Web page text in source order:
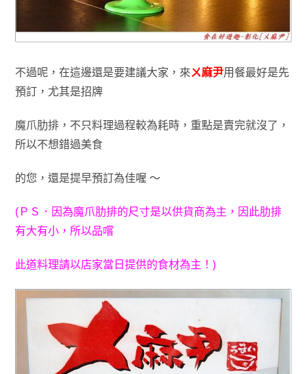
不過呢，在這邊還是要建議大家 ，來ㄨ麻尹用餐最好是先
預訂，尤其是招牌
魔爪肋排，不只料理過程較為耗時， 重點是賣完就沒了 ，
所以不想錯過美食
的您 ， 還是提早預訂為佳喔 ～
(ＰＳ．因為魔爪肋排的尺寸是以供貨商為主 ，因此肋排
有大有小，所以品嚐
此道料理請以店家當日提供的食材為主！)